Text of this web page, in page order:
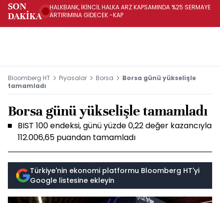
SON
DAKİKA
HALKBANK, İKİNCİL HALKA ARZ KAPSAMINDA %25 SERMAYE
ARTIRIMINA GİDECEK -KAP
Bloomberg HT Piyasalar Borsa
Borsa günü yükselişle
tamamladı
Borsa günü yükselişle tamamladı
BIST 100 endeksi, günü yüzde 0,22 değer kazancıyla
112.006,65 puandan tamamladı
Türkiye'nin ekonomi platformu Bloomberg HT'yi
Google listesine ekleyin